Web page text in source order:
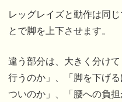
レッグレイズと動作は同
とで脚を上下させます。
違う部分は、大きく分け
行うのか」、「脚を下げ
ついのか」、「腰への負